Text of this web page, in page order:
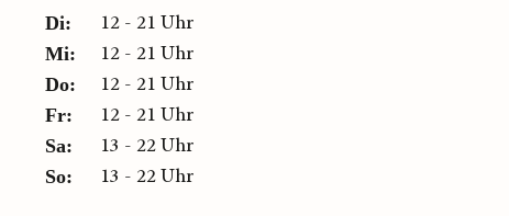
Di: 12 - 21 Uhr
Mi: 12 - 21 Uhr
Do: 12 - 21 Uhr
Fr: 12 - 21 Uhr
Sa: 13 - 22 Uhr
So: 13 - 22 Uhr